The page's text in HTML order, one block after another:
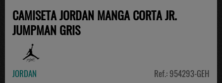
CAMISETA JORDAN MANGA CORTA JR.
JUMPMAN GRIS
JORDAN Ref.: 954293-GEH